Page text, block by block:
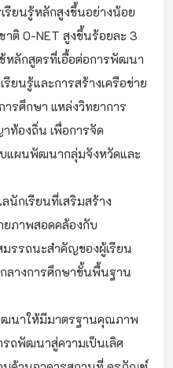
รียนรู้หลักสูงขึ้นอย่างน้อย
ติ O-NET สูงขึ้นร้อยละ 3
กสูตรที่เอื้อต่อการพัฒนา
ยนรู้และการสร้างเครือข่าย
รศึกษา แหล่งวิทยาการ
ท้องถิ่น เพื่อการจัด
แผนพัฒนากลุ่มจังหวัดและ
เรียนที่เสริมสร้าง
ยภาพสอดคล้องกับ
รรถนะสำคัญของผู้เรียน
ลางการศึกษาขั้นพื้นฐาน
าให้มีมาตรฐานคุณภาพ
ถพัฒนาสู่ความเป็นเลิศ